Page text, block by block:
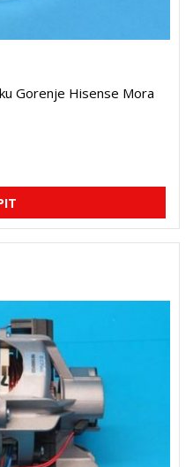
Gorenje Hisense Mora